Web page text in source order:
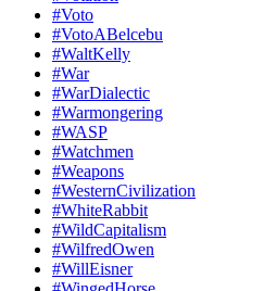
#Voto
#VotoABelcebu
#WaltKelly
#War
#WarDialectic
#Warmongering
#WASP
#Watchmen
#Weapons
#WesternCivilization
#WhiteRabbit
#WildCapitalism
#WilfredOwen
#WillEisner